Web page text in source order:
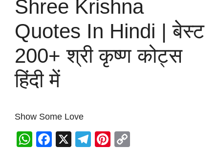
Shree Krishna
Quotes In Hindi | बेस्ट
200+ श्री कृष्ण कोट्स
हिंदी में
Show Some Love
W
F
X
T
Pi